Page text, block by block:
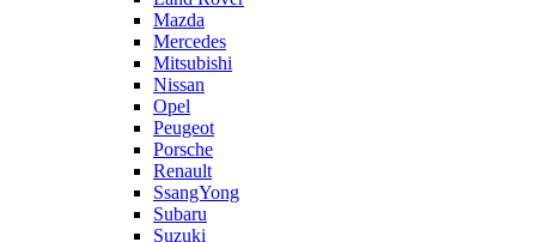
Mazda
Mercedes
Mitsubishi
Nissan
Opel
Peugeot
Porsche
Renault
SsangYong
Subaru
Suzuki